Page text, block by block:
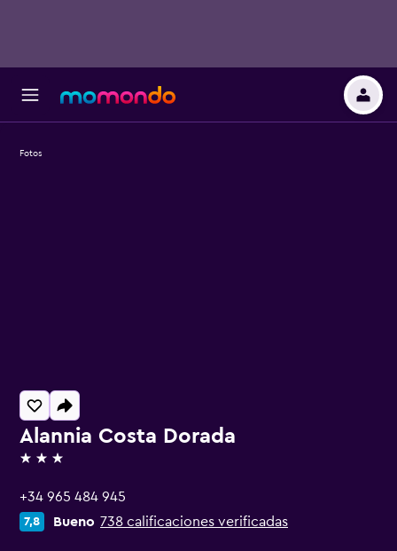
Alannia Costa Dorada
3 estrellas
+34 965 484 945
7,8 Bueno 738 calificaciones verificadas
Fotos